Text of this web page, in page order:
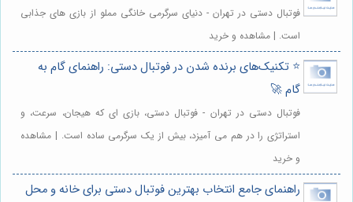
فوتبال دستی در تهران - دنیای سرگرمی خانگی مملو از بازی های جذابی
است. | مشاهده و خرید
⭐️ تکنیک‌های برنده شدن در فو‌تبا‌ل دستی: راهنمای گام به
گام 🚀
فوتبال دستی در تهران - فوتبال دستی، بازی ای که هیجان، سرعت، و
استراتژی را در هم می آمیزد، بیش از یک سرگرمی ساده است. | مشاهده
و خرید
راهنمای جامع انتخاب بهترین فوتبال دستی برای خانه و محل